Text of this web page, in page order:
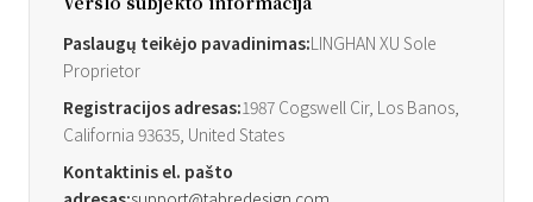
Paslaugų teikėjo pavadinimas:LINGHAN XU Sole
Proprietor
Registracijos adresas:1987 Cogswell Cir, Los Banos,
California 93635, United States
Kontaktinis el. pašto